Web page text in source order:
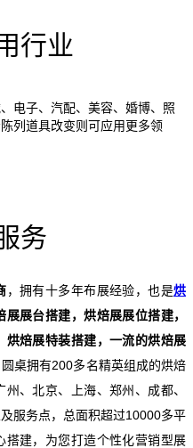
行业
电子、汽配、美容、婚博、照
列道具改变则可应用更多领
务
，拥有十多年布展经验，也是烘
展展台搭建，烘焙展展位搭建，
烘焙展特装搭建，一流的烘焙展
桌拥有200多名精英组成的烘焙
、北京、上海、郑州、成都、
服务点，总面积超过10000多平
搭建，为您打造个性化营销型展